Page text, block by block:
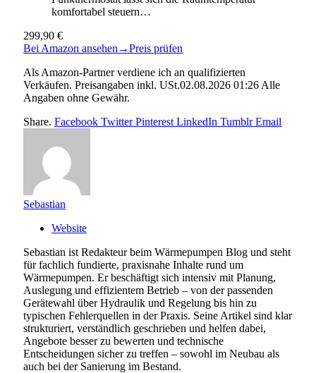
komfortabel steuern…
299,90 €
Bei Amazon ansehen →Preis prüfen
Als Amazon-Partner verdiene ich an qualifizierten
Verkäufen. Preisangaben inkl. USt.02.08.2026 01:26 Alle
Angaben ohne Gewähr.
Share. Facebook Twitter Pinterest LinkedIn Tumblr Email
Sebastian
Website
Sebastian ist Redakteur beim Wärmepumpen Blog und steht
für fachlich fundierte, praxisnahe Inhalte rund um
Wärmepumpen. Er beschäftigt sich intensiv mit Planung,
Auslegung und effizientem Betrieb – von der passenden
Gerätewahl über Hydraulik und Regelung bis hin zu
typischen Fehlerquellen in der Praxis. Seine Artikel sind klar
strukturiert, verständlich geschrieben und helfen dabei,
Angebote besser zu bewerten und technische
Entscheidungen sicher zu treffen – sowohl im Neubau als
auch bei der Sanierung im Bestand.